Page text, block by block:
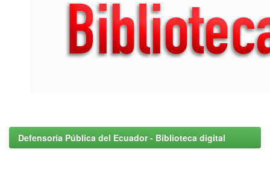
Defensoría Pública del Ecuador - Biblioteca digital